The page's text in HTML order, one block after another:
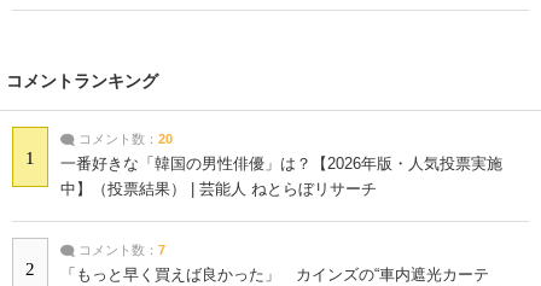
コメントランキング
1
コメント数： 20
一番好きな「韓国の男性俳優」は？【2026年版・人気投票実施
中】（投票結果） | 芸能人 ねとらぼリサーチ
2
コメント数： 7
「もっと早く買えば良かった」 カインズの“車内遮光カーテ